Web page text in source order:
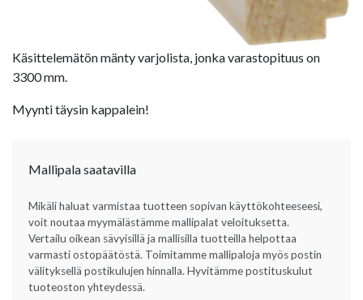
Käsittelemätön mänty varjolista, jonka varastopituus on
3300 mm.
Myynti täysin kappalein!
Mallipala saatavilla
Mikäli haluat varmistaa tuotteen sopivan käyttökohteeseesi,
voit noutaa myymälästämme mallipalat veloituksetta.
Vertailu oikean sävyisillä ja mallisilla tuotteilla helpottaa
varmasti ostopäätöstä. Toimitamme mallipaloja myös postin
välityksellä postikulujen hinnalla. Hyvitämme postituskulut
tuoteoston yhteydessä.